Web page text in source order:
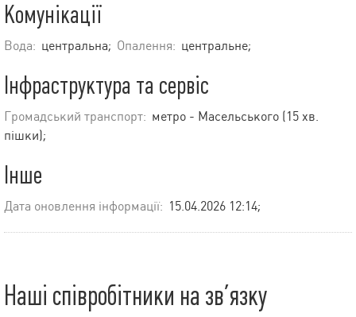
Комунікації
Вода: центральна; Опалення: центральне;
Інфраструктура та сервіс
Громадський транспорт: метро - Масельського (15 хв.
пішки);
Інше
Дата оновлення інформації: 15.04.2026 12:14;
Наші співробітники на зв’язку